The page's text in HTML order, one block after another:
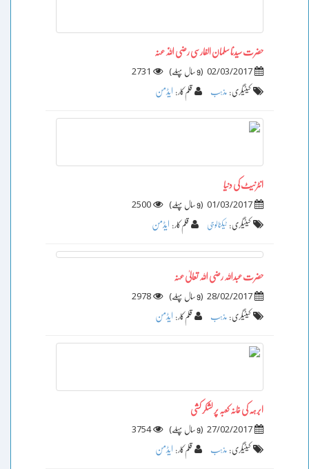
حضرت سیدنا سلمان الفارسی رضی اللّٰہ عنہ
02/03/2017
(9 سال پہلے )
2731
کیٹیگری : مذہب قلم کار : ایڈمن
انٹرنیٹ کی دنیا
01/03/2017
(9 سال پہلے )
2500
کیٹیگری : ٹیکنالوجی قلم کار : ایڈمن
حضرت عبداللہ رضی اللہ تعالیٰ عنہ
28/02/2017
(9 سال پہلے )
2978
کیٹیگری : مذہب قلم کار : ایڈمن
ابرہہ کی خانہ کعبہ پر لشکر کشی
27/02/2017
(9 سال پہلے )
3754
کیٹیگری : مذہب قلم کار : ایڈمن